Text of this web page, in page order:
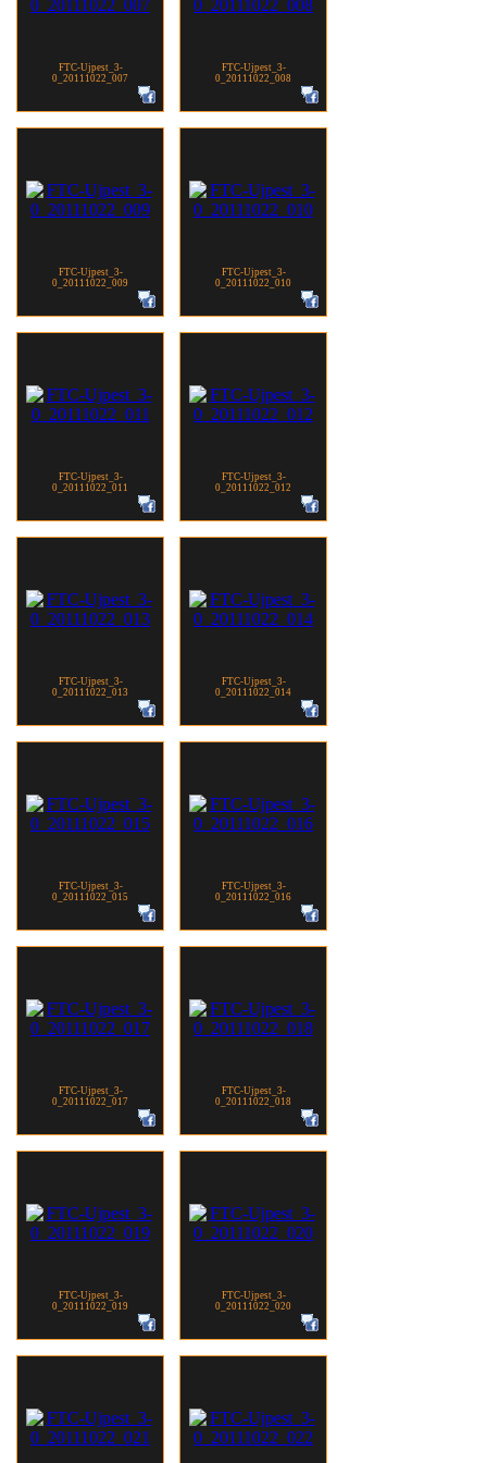
FTC-Ujpest_3-
0_20111022_007
FTC-Ujpest_3-
0_20111022_008
FTC-Ujpest_3-
0_20111022_009
FTC-Ujpest_3-
0_20111022_010
FTC-Ujpest_3-
0_20111022_011
FTC-Ujpest_3-
0_20111022_012
FTC-Ujpest_3-
0_20111022_013
FTC-Ujpest_3-
0_20111022_014
FTC-Ujpest_3-
0_20111022_015
FTC-Ujpest_3-
0_20111022_016
FTC-Ujpest_3-
0_20111022_017
FTC-Ujpest_3-
0_20111022_018
FTC-Ujpest_3-
0_20111022_019
FTC-Ujpest_3-
0_20111022_020